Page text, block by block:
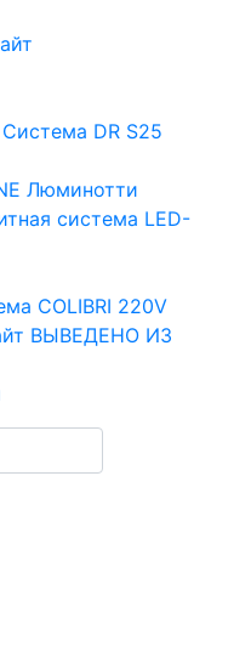
DR S25
Люминотти
система LED-
COLIBRI 220V
ВЫВЕДЕНО ИЗ